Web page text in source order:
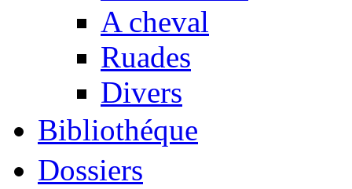
A cheval
Ruades
Divers
Bibliothéque
Dossiers